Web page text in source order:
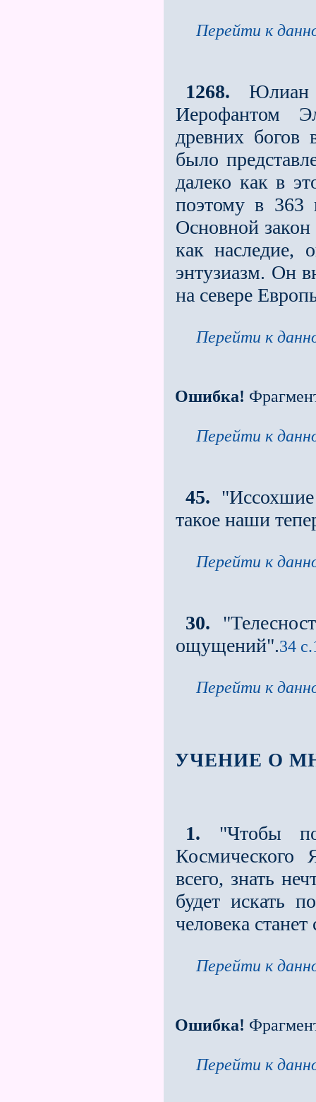
Перейти к
1268. Юлиан
Иерофантом
древних бо­гов
было
далеко как в
поэтому в 363
Осно­вной закон
как наследие,
энтузиазм. Он
на севере
Перейти к
Ошибка!
Перейти к
45.
такое наши
Перейти к
30.
ощущений".34
Перейти к
УЧЕНИЕ О
1. "Чтобы
Космического
всего, знать
будет искать
человека
Перейти к
Ошибка!
Перейти к